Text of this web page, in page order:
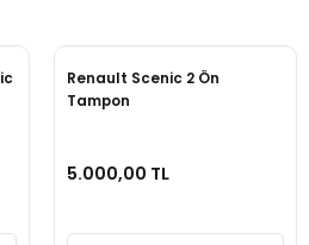
Renault Scenic 2 Ön
Tampon
5.000,00 TL